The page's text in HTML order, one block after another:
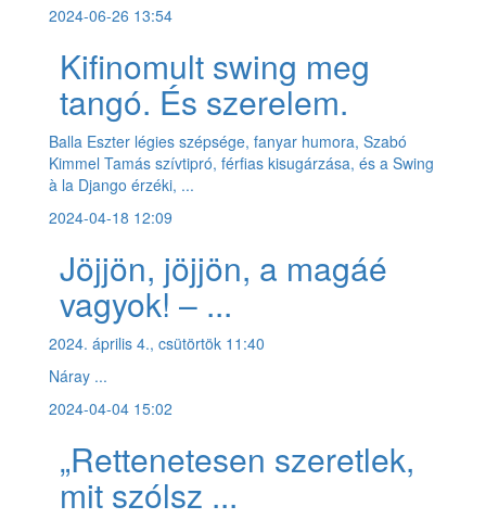
2024-06-26 13:54
Kifinomult swing meg
tangó. És szerelem.
Balla Eszter légies szépsége, fanyar humora, Szabó
Kimmel Tamás szívtipró, férfias kisugárzása, és a Swing
à la Django érzéki, ...
2024-04-18 12:09
Jöjjön, jöjjön, a magáé
vagyok! – ...
2024. április 4., csütörtök 11:40
Náray ...
2024-04-04 15:02
„Rettenetesen szeretlek,
mit szólsz ...